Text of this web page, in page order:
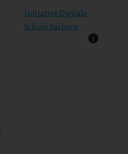
Initiative Digitale
Schule Sachsen